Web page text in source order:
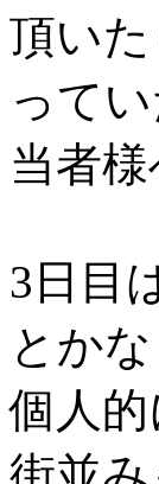
頂い
って
当者
3日目
とか
個人